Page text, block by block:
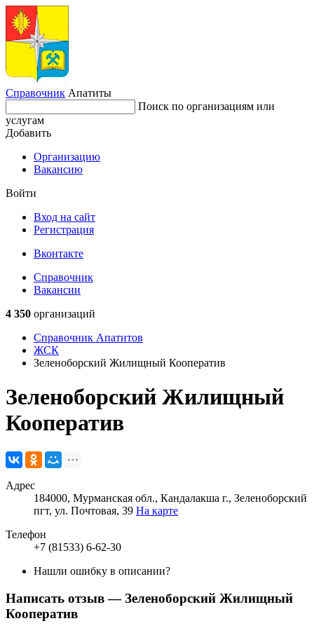
Справочник Апатиты
Поиск по организациям или
услугам
Добавить
Организацию
Вакансию
Войти
Вход на сайт
Регистрация
Вконтакте
Справочник
Вакансии
4 350 организаций
Справочник Апатитов
ЖСК
Зеленоборский Жилищный Кооператив
Зеленоборский Жилищный
Кооператив
Адрес
184000, Мурманская обл., Кандалакша г., Зеленоборский
пгт, ул. Почтовая, 39 На карте
Телефон
+7 (81533) 6-62-30
Нашли ошибку в описании?
Написать отзыв— Зеленоборский Жилищный
Кооператив